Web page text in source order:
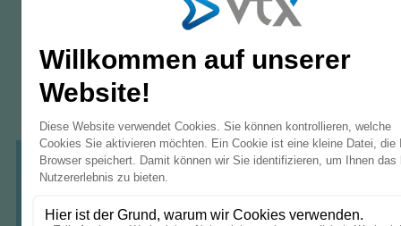
VTX TV - Mobile Nutzung
VTX TV für Smartphone/Tablet
Weshalb kann VTX TV nicht auch ausserhalb
Warum sendet VTX TV die Sendungen mit
einigen Sekunden Verzögerung?